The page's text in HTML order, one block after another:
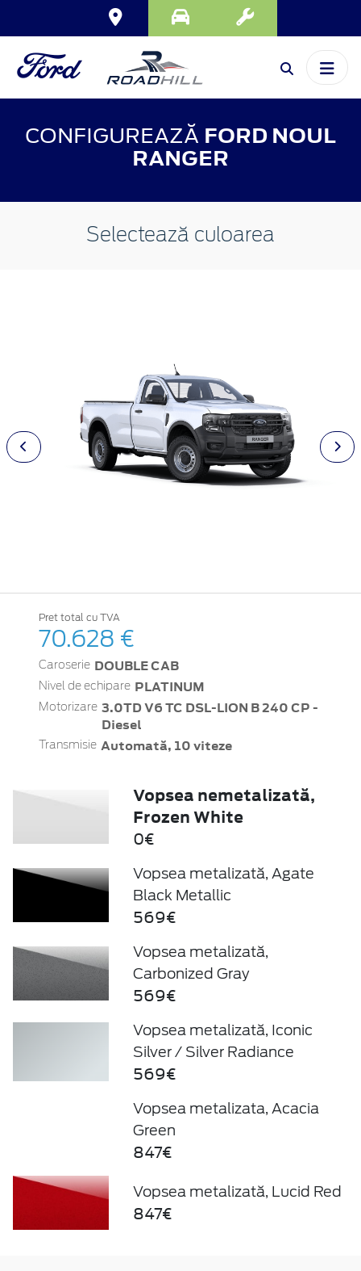
CONFIGUREAZĂ FORD NOUL
RANGER
Selectează culoarea
Pret total cu TVA
70.628 €
Caroserie DOUBLE CAB
Nivel de echipare PLATINUM
Motorizare 3.0TD V6 TC DSL-LION B 240 CP -
Diesel
Transmisie Automată, 10 viteze
Vopsea nemetalizată,
Frozen White
0€
Vopsea metalizată, Agate
Black Metallic
569€
Vopsea metalizată,
Carbonized Gray
569€
Vopsea metalizată, Iconic
Silver / Silver Radiance
569€
Vopsea metalizata, Acacia
Green
847€
Vopsea metalizată, Lucid Red
847€